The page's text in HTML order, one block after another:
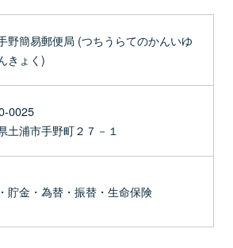
野簡易郵便局 (つちうらてのかんいゆ
きょく)
0025
土浦市手野町２７－１
貯金・為替・振替・生命保険